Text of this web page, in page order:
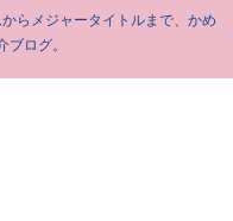
らメジャータイトルまで、かめ
ブログ。